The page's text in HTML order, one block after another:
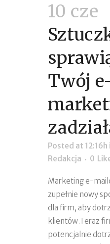
10 cze
Twój
Posted at 12:16h
Redakcja
0
Marketing e-
zupełnie nowy
dla firm, aby
klientów.Teraz
potencjalnie